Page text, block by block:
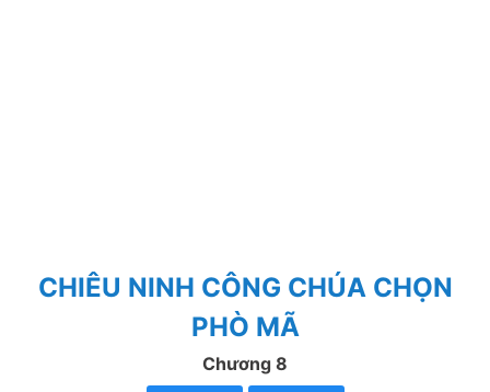
CHIÊU NINH CÔNG CHÚA CHỌN
PHÒ MÃ
Chương 8